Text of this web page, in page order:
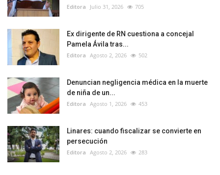
Editora Julio 31, 2026 705
Ex dirigente de RN cuestiona a concejal
Pamela Ávila tras...
Editora Agosto 2, 2026 502
Denuncian negligencia médica en la muerte
de niña de un...
Editora Agosto 1, 2026 453
Linares: cuando fiscalizar se convierte en
persecución
Editora Agosto 2, 2026 283